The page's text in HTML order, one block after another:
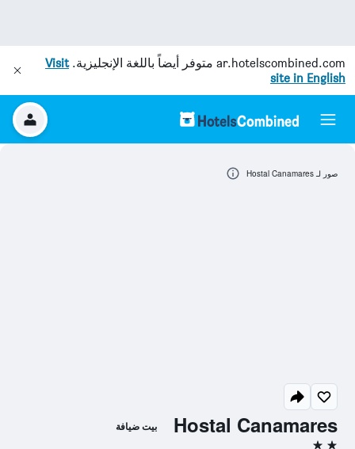
ar.hotelscombined.com متوفر أيضاً باللغة الإنجليزية.Visit
site in English
Hostal Canamares بيت ضيافة
صور لـ Hostal Canamares